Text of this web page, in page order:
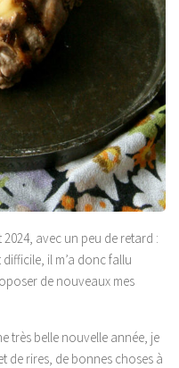
avec un peu de retard :
il m’a donc fallu
de nouveaux mes
très belle nouvelle année, je
de rires, de bonnes choses à